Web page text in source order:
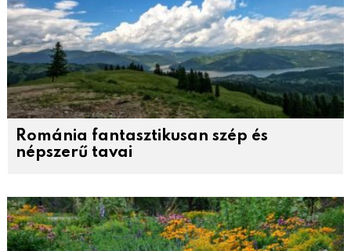
Románia fantasztikusan szép és
népszerű tavai